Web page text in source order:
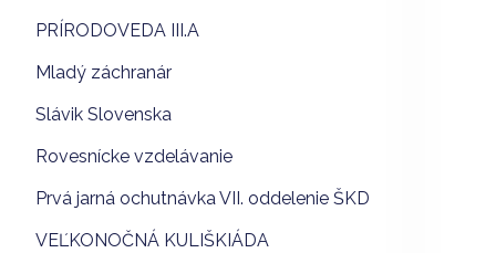
PRÍRODOVEDA III.A
Mladý záchranár
Slávik Slovenska
Rovesnícke vzdelávanie
Prvá jarná ochutnávka VII. oddelenie ŠKD
VEĽKONOČNÁ KULIŠKIÁDA